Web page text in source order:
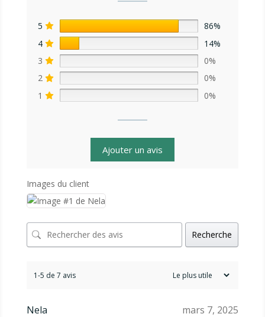
5
86%
4
14%
3
0%
2
0%
1
0%
Ajouter un avis
Images du client
Recherche
1-5 de 7 avis
Nela mars 7, 2025